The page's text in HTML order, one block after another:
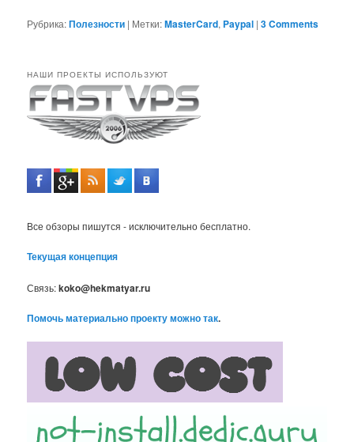
Рубрика:Полезности | Метки:MasterCard, Paypal |3 Comments
НАШИ ПРОЕКТЫ ИСПОЛЬЗУЮТ
Все обзоры пишутся - исключительно бесплатно.
Текущая концепция
Связь:koko@hekmatyar.ru
Помочь материально проекту можно так.